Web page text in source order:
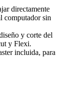
directamente
computador sin
y corte del
y Flexi.
incluida, para